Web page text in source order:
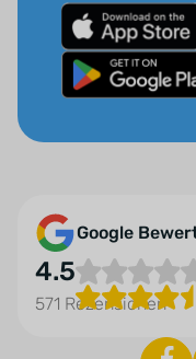
Google
4.5
571 Rezensionen